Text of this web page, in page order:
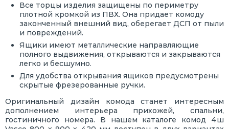
Все торцы изделия защищены по периметру
плотной кромкой из ПВХ. Она придает комоду
законченный внешний вид, оберегает ДСП от пыли
и повреждений.
Ящики имеют металлические направляющие
полного выдвижения, открываются и закрываются
легко и бесшумно.
Для удобства открывания ящиков предусмотрены
скрытые фрезерованные ручки.
Оригинальный дизайн комода станет интересным
дополнением интерьера прихожей, спальни,
гостиничного номера. В нашем каталоге комод 4ш